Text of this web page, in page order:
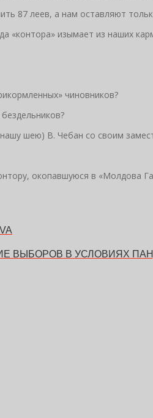
87 леев, а нам оставляют
«контора» изымает из наших
чиновников?
шею) В. Чебан со своим
окопавшуюся в «Молдова
ВЫБОРОВ В УСЛОВИЯХ